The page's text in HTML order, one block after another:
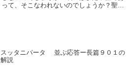
って、そこなわれないのでしょうか？聖者
スッタニパータ 並ぶ応答ー長篇９０１の
解説